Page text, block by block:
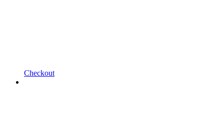
Checkout